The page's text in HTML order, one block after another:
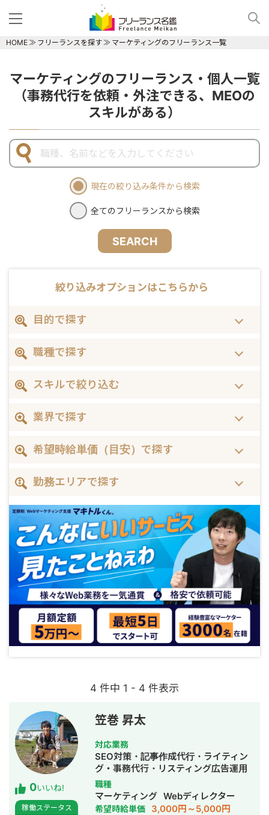
HOME フリーランスを探す マーケティングのフリーランス一覧
マーケティングのフリーランス・個人一覧
（事務代行を依頼・外注できる、MEOの
スキルがある）
現在の絞り込み条件から検索
全てのフリーランスから検索
SEARCH
絞り込みオプションはこちらから
目的で探す
職種で探す
スキルで絞り込む
業界で探す
希望時給単価（目安）で探す
勤務エリアで探す
4 件中 1 - 4 件表示
0いいね!
稼働ステータス
笠巻 昇太
対応業務
SEO対策・記事作成代行・ライティン
グ・事務代行・リスティング広告運用
代行・オウンドメディア制作・構築・
運用代行・AI活用
職種
マーケティング Webディレクター
希望時給単価 3,000円～5,000円